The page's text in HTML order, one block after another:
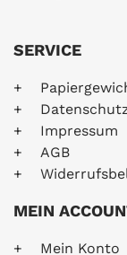
SERVICE
Impressum
AGB
MEIN
Mein Konto